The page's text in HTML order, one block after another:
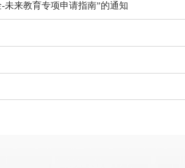
未来教育专项申请指南”的通知